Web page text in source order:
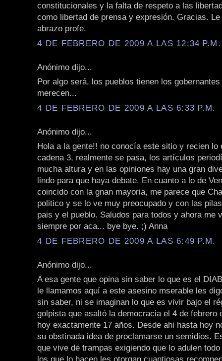
constitucionales y la falta de respeto a las
como libertad de prensa y expresión. Gracias. Le
abrazo profe.
4 DE FEBRERO DE 2009 A LAS 12:34 P.M.
Anónimo dijo...
Por algo será, los pueblos tienen los
merecen...
4 DE FEBRERO DE 2009 A LAS 6:33 P.M.
Anónimo dijo...
Hola a la gente!! no conocía este sitio y recien lo
cadena 3, realmente se pasa, los artículos
mucha altura y en las opiniones hay una gran
lindo para que haya debate. En cuanto a lo de
coincido con la gnan mayoria, me parece que
politico y se lo ve muy preocupado y con las
pais y el pueblo. Saludos para todos y ahora me
siempre por aca... bye bye. ;) Anna
4 DE FEBRERO DE 2009 A LAS 6:49 P.M.
Anónimo dijo...
A esa gente que opina sin saber lo que es el
le llamamos aquí a este asesino mserable les
sin saber, ni se imaginan lo que es vivir bajo el
golpista que asaltó la democracia el 4 de febrero
hoy exactamente 17 años. Desde ahi hasta hoy
su obstinada idea de proclamarse un semidios.
que vive de trampas exigiendo que lo adulen